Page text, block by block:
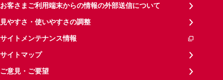
お客さまご利用端末からの情報の外部送信について
見やすさ・使いやすさの調整
サイトメンテナンス情報
サイトマップ
ご意見・ご要望